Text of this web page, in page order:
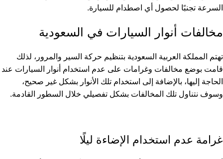
السرعة تجنبًا لحصول أي اصطدام للسيارة.
مخالفات أنوار السيارات في السعودية
تهتم المملكة العربية السعودية بتنظيم حركة السير والمرور، لذلك
قامت بوضع مخالفات وغرامات على عدم استخدام أنوار السيارات عند
الحاجة إليها، بالإضافة إلى استخدام تلك الأنوار بشكل غير صحيح،
وسوف نتناول تلك المخالفات بشكل تفصيلي خلال السطور القادمة.
غرامة عدم استخدام الإضاءة ليلًا